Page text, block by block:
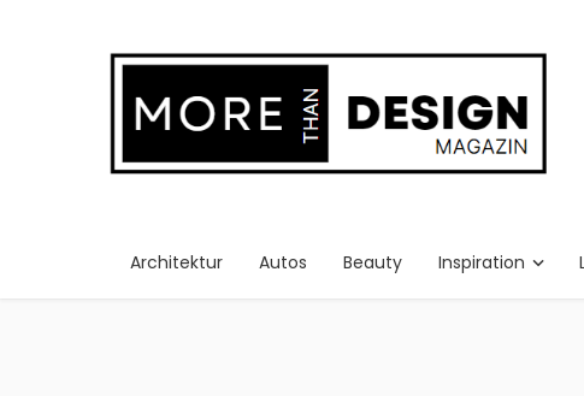
Architektur Autos Beauty Inspiration